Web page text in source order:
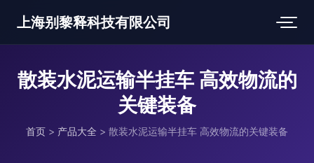
上海别黎释科技有限公司
散装水泥运输半挂车 高效物流的
关键装备
首页 > 产品大全 > 散装水泥运输半挂车 高效物流的关键装备